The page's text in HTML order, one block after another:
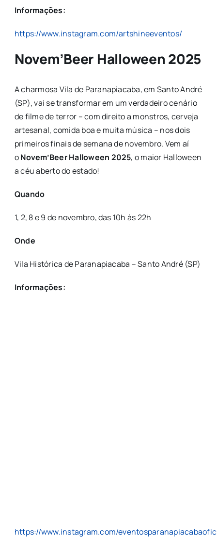
Informações:
https://www.instagram.com/artshineeventos/
Novem’Beer Halloween 2025
A charmosa Vila de Paranapiacaba, em Santo André
(SP), vai se transformar em um verdadeiro cenário
de filme de terror – com direito a monstros, cerveja
artesanal, comida boa e muita música – nos dois
primeiros finais de semana de novembro. Vem aí
oNovem’Beer Halloween 2025, o maior Halloween
a céu aberto do estado!
Quando
1, 2, 8 e 9 de novembro, das 10h às 22h
Onde
Vila Histórica de Paranapiacaba – Santo André (SP)
Informações:
https://www.instagram.com/